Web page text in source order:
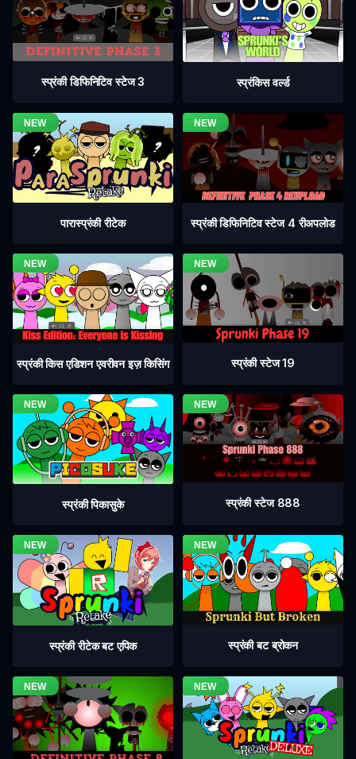
स्प्रंकी डिफिनिटिव स्टेज 3 स्प्रंकिस वर्ल्ड
पारास्प्रंकी रीटेक स्प्रंकी डिफिनिटिव स्टेज 4 रीअपलोड
स्प्रंकी किस एडिशन एवरीवन इज़ किसिंग स्प्रंकी स्टेज 19
स्प्रंकी पिकासुके स्प्रंकी स्टेज 888
स्प्रंकी रीटेक बट एपिक स्प्रंकी बट ब्रोकन